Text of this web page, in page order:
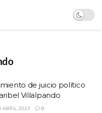
de juicio político
Villalpando
ABRIL, 2023 0